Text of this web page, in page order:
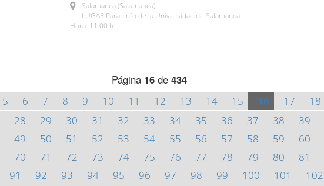
Salamanca (Salamanca)
LUGAR Paraninfo de la Universidad de Salamanca
Hora: 11:00 h.
Página 16 de 434
5 6 7 8 9 10 11 12 13 14 15 16 17 18
28 29 30 31 32 33 34 35 36 37 38 39
49 50 51 52 53 54 55 56 57 58 59 60
70 71 72 73 74 75 76 77 78 79 80 81
91 92 93 94 95 96 97 98 99 100 101 102